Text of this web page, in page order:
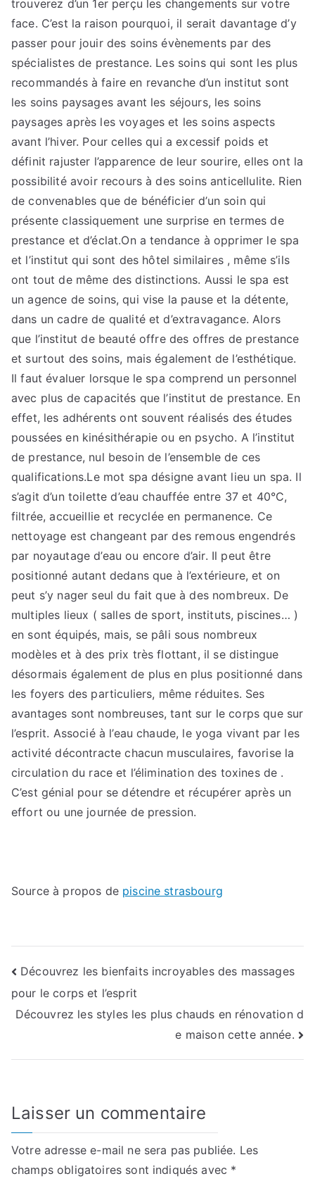
trouverez d’un 1er perçu les changements sur votre
face. C’est la raison pourquoi, il serait davantage d’y
passer pour jouir des soins évènements par des
spécialistes de prestance. Les soins qui sont les plus
recommandés à faire en revanche d’un institut sont
les soins paysages avant les séjours, les soins
paysages après les voyages et les soins aspects
avant l’hiver. Pour celles qui a excessif poids et
définit rajuster l’apparence de leur sourire, elles ont la
possibilité avoir recours à des soins anticellulite. Rien
de convenables que de bénéficier d’un soin qui
présente classiquement une surprise en termes de
prestance et d’éclat.On a tendance à opprimer le spa
et l’institut qui sont des hôtel similaires , même s’ils
ont tout de même des distinctions. Aussi le spa est
un agence de soins, qui vise la pause et la détente,
dans un cadre de qualité et d’extravagance. Alors
que l’institut de beauté offre des offres de prestance
et surtout des soins, mais également de l’esthétique.
Il faut évaluer lorsque le spa comprend un personnel
avec plus de capacités que l’institut de prestance. En
effet, les adhérents ont souvent réalisés des études
poussées en kinésithérapie ou en psycho. A l’institut
de prestance, nul besoin de l’ensemble de ces
qualifications.Le mot spa désigne avant lieu un spa. Il
s’agit d’un toilette d’eau chauffée entre 37 et 40°C,
filtrée, accueillie et recyclée en permanence. Ce
nettoyage est changeant par des remous engendrés
par noyautage d’eau ou encore d’air. Il peut être
positionné autant dedans que à l’extérieure, et on
peut s’y nager seul du fait que à des nombreux. De
multiples lieux ( salles de sport, instituts, piscines… )
en sont équipés, mais, se pâli sous nombreux
modèles et à des prix très flottant, il se distingue
désormais également de plus en plus positionné dans
les foyers des particuliers, même réduites. Ses
avantages sont nombreuses, tant sur le corps que sur
l’esprit. Associé à l’eau chaude, le yoga vivant par les
activité décontracte chacun musculaires, favorise la
circulation du race et l’élimination des toxines de .
C’est génial pour se détendre et récupérer après un
effort ou une journée de pression.
Source à propos de piscine strasbourg
Navigation
de
Découvrez les bienfaits incroyables des massages
pour le corps et l’esprit
Découvrez les styles les plus chauds en rénovation d
e maison cette année.
Laisser un commentaire
Votre adresse e-mail ne sera pas publiée. Les
champs obligatoires sont indiqués avec *